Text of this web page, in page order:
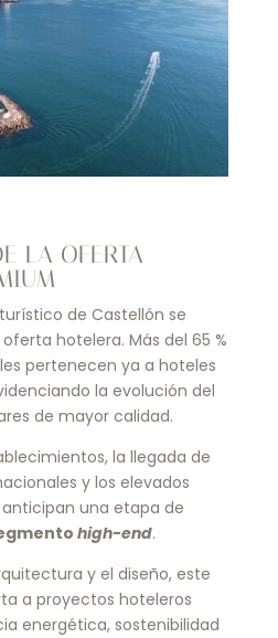
LA OFERTA
de Castellón se
hotelera. Más del 65 %
pertenecen ya a hoteles
la evolución del
de mayor calidad.
la llegada de
y los elevados
una etapa de
high-end.
y el diseño, este
a proyectos hoteleros
energética, sostenibilidad